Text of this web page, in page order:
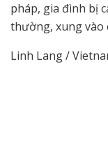
pháp, gia đình bị
thường, xung vào
Linh Lang /